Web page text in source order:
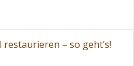
– so geht’s!